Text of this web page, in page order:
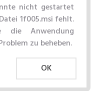
nicht gestartet
1f005.msi fehlt.
die Anwendung
zu beheben.
OK